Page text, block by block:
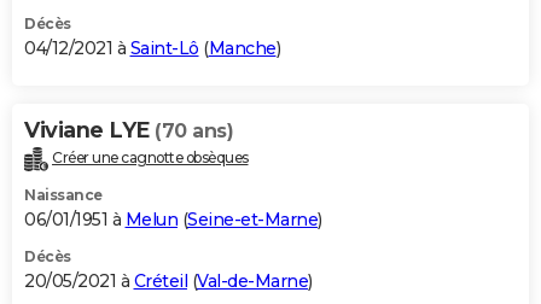
Décès
04/12/2021 à Saint-Lô (Manche)
Viviane LYE (70 ans)
Créer une cagnotte obsèques
Naissance
06/01/1951 à Melun (Seine-et-Marne)
Décès
20/05/2021 à Créteil (Val-de-Marne)